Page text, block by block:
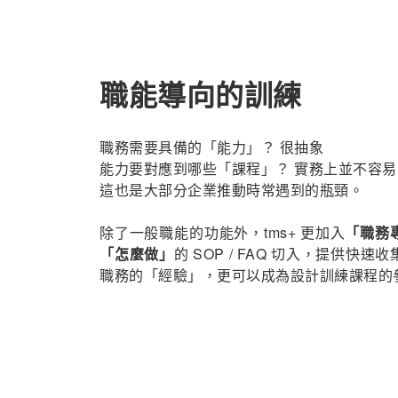
職能導向的訓練
職務需要具備的「能力」？ 很抽象
能力要對應到哪些「課程」？ 實務上並不容
這也是大部分企業推動時常遇到的瓶頸。
除了一般職能的功能外，tms+ 更加入 「職
「怎麼做」 的 SOP / FAQ 切入，提供快速收
職務的「經驗」，更可以成為設計訓練課程的